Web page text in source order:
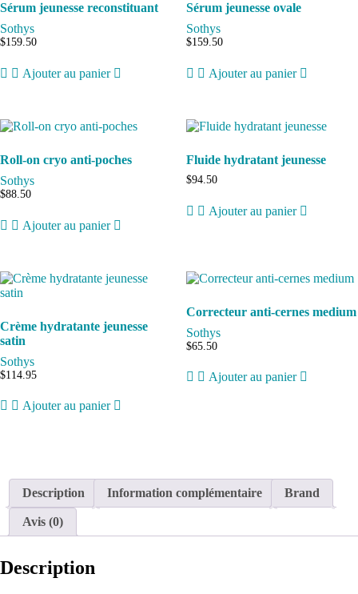
Sérum jeunesse reconstituant
Sothys
$159.50
Ajouter au panier
Sérum jeunesse ovale
Sothys
$159.50
Ajouter au panier
Roll-on cryo anti-poches
Sothys
$88.50
Ajouter au panier
Fluide hydratant jeunesse
$94.50
Ajouter au panier
Crème hydratante jeunesse
satin
Sothys
$114.95
Ajouter au panier
Correcteur anti-cernes medium
Sothys
$65.50
Ajouter au panier
Description Information complémentaire Brand
Avis (0)
Description